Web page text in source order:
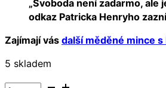
„Svoboda není zadarmo, ale
odkaz Patricka Henryho
Zajímají vás další měděné mince
5 skladem